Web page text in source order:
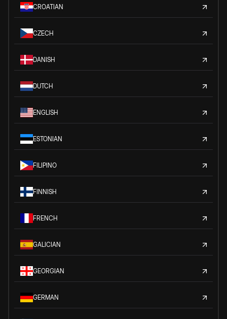
CROATIAN
CZECH
DANISH
DUTCH
ENGLISH
ESTONIAN
FILIPINO
FINNISH
FRENCH
GALICIAN
GEORGIAN
GERMAN